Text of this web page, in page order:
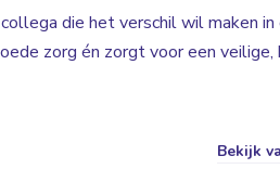
die het verschil wil maken in
zorg én zorgt voor een veilige,
Bekijk